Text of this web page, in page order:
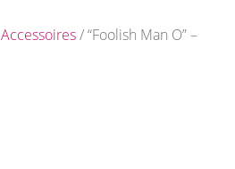
Accessoires/ “Foolish Man O” –